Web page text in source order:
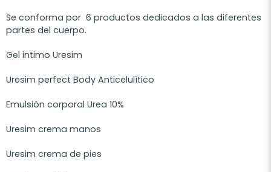
Se conforma por 6 productos dedicados a las diferentes
partes del cuerpo.
Gel intimo Uresim
Uresim perfect Body Anticelulìtico
Emulsiòn corporal Urea 10%
Uresim crema manos
Uresim crema de pies